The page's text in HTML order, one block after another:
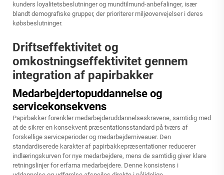
kunders loyalitetsbeslutninger og mundtilmund-anbefalinger, især
blandt demografiske grupper, der prioriterer miljøovervejelser i deres
købsbeslutninger.
Driftseffektivitet og
omkostningseffektivitet gennem
integration af papirbakker
Medarbejdertopuddannelse og
servicekonsekvens
Papirbakker forenkler medarbejderuddannelseskravene, samtidig med
at de sikrer en konsekvent præsentationsstandard på tværs af
forskellige serviceperioder og medarbejderniveauer. Den
standardiserede karakter af papirbakkepræsentationer reducerer
indlæringskurven for nye medarbejdere, mens de samtidig giver klare
retningslinjer for erfarna medarbejdere. Denne konsistens i